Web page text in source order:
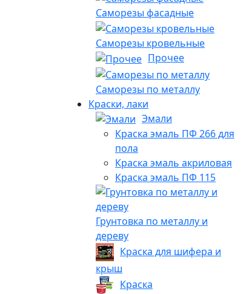
Саморезы фасадные
Саморезы кровельные
Прочее
Саморезы по металлу
Краски, лаки
Эмали
Краска эмаль ПФ 266 для
пола
Краска эмаль акриловая
Краска эмаль ПФ 115
Грунтовка по металлу и
дереву
Краска для шифера и
крыш
Краска